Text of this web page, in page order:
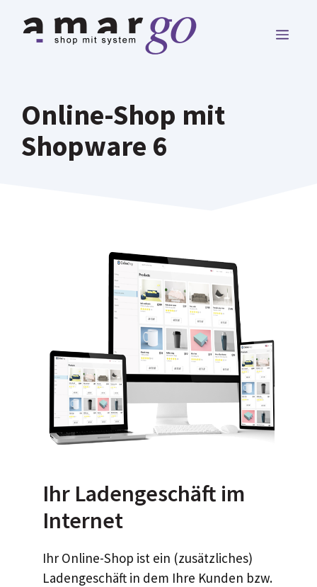
Inhalt
Online-Shop mit
Shopware 6
Ihr Ladengeschäft im
Internet
Ihr Online-Shop ist ein (zusätzliches)
Ladengeschäft in dem Ihre Kunden bzw.